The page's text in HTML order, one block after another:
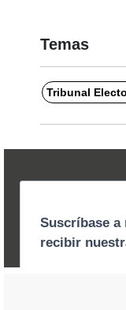
Temas
Tribunal